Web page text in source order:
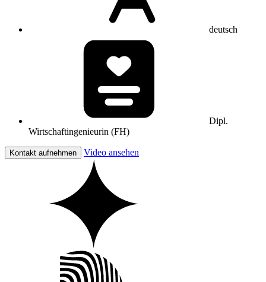
deutsch
Dipl.
Wirtschaftingenieurin (FH)
Kontakt aufnehmen Video ansehen